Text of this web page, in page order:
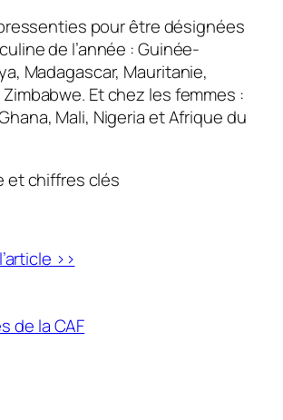
pour être désignées
de l’année : Guinée-
Madagascar, Mauritanie,
Et chez les femmes :
Mali, Nigeria et Afrique du
et chiffres clés
>>
de la CAF